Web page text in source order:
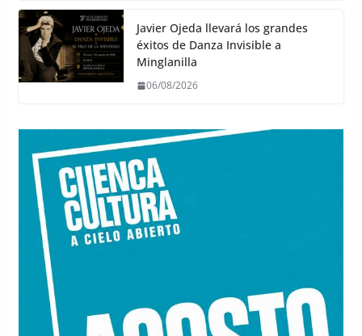
Javier Ojeda llevará los grandes
éxitos de Danza Invisible a
Minglanilla
06/08/2026